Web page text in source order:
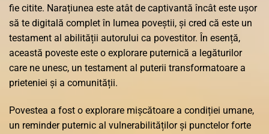
fie citite. Narațiunea este atât de captivantă încât este ușor
să te digitală complet în lumea poveștii, și cred că este un
testament al abilității autorului ca povestitor. În esență,
această poveste este o explorare puternică a legăturilor
care ne unesc, un testament al puterii transformatoare a
prieteniei și a comunității.
Povestea a fost o explorare mișcătoare a condiției umane,
un reminder puternic al vulnerabilităților și punctelor forte